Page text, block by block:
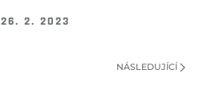
26. 2. 2023
NÁSLEDUJÍCÍ